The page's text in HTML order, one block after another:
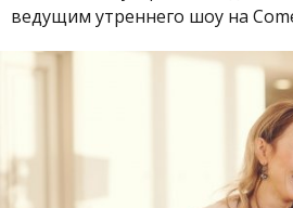
ведущим утреннего шоу на